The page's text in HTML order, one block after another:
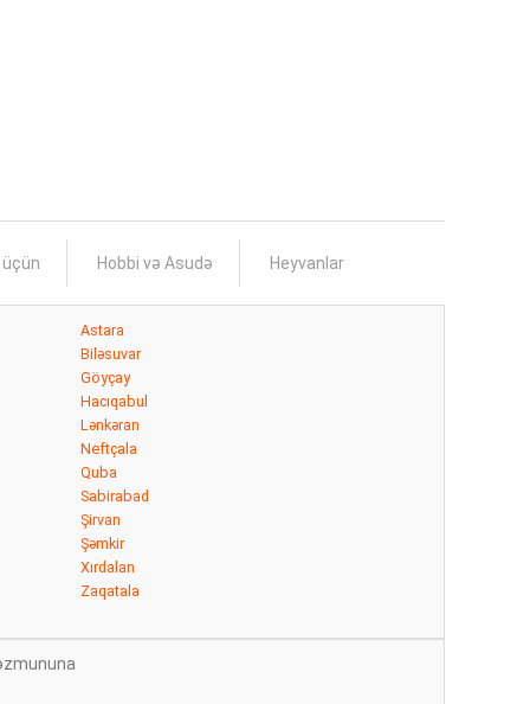
üçün Hobbi və Asudə Heyvanlar
Astara
Biləsuvar
Göyçay
Hacıqabul
Lənkəran
Neftçala
Quba
Sabirabad
Şirvan
Şəmkir
Xırdalan
Zaqatala